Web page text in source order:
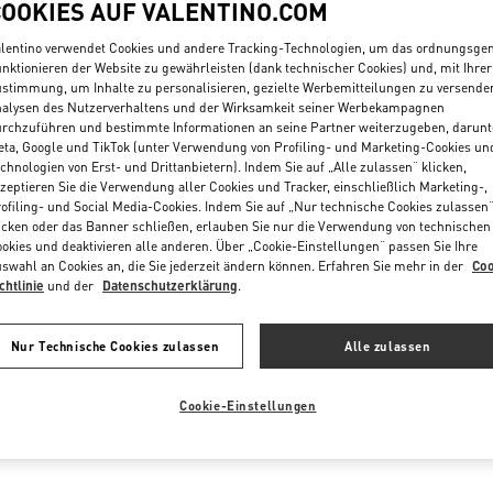
LAFAYETTE
JEAN MÉDECIN
IN NEW TAB
PHONE
06 33 19 28 96
40 BOULEVARD HAUSSMANN
75009PARIS
TELEFON:
AUF VALENTINO.COM
verwendet Cookies und andere Tracking-Technologien, um das
der Website zu gewährleisten (dank technischer Cookies) und, mit Ihrer
um Inhalte zu personalisieren, gezielte Werbemitteilungen zu
des Nutzerverhaltens und der Wirksamkeit seiner Werbekampagnen
und bestimmte Informationen an seine Partner weiterzugeben,
Google und TikTok (unter Verwendung von Profiling- und Marketing-Cookies
von Erst- und Drittanbietern). Indem Sie auf „Alle zulassen“ klicken,
Sie die Verwendung aller Cookies und Tracker, einschließlich Marketing-,
und Social Media-Cookies. Indem Sie auf „Nur technische Cookies zulassen“
oder das Banner schließen, erlauben Sie nur die Verwendung von technischen
und deaktivieren alle anderen. Über „Cookie-Einstellungen“ passen Sie Ihre
an Cookies an, die Sie jederzeit ändern können. Erfahren Sie mehr in der
und der Datenschutzerklärung.
Nur Technische Cookies zulassen Alle zulassen
Cookie-Einstellungen